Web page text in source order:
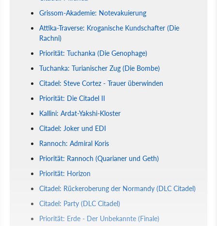
Grissom-Akademie: Notevakuierung
Attika-Traverse: Kroganische Kundschafter (Die
Rachni)
Priorität: Tuchanka (Die Genophage)
Tuchanka: Turianischer Zug (Die Bombe)
Citadel: Steve Cortez - Trauer überwinden
Priorität: Die Citadel II
Kallini: Ardat-Yakshi-Kloster
Citadel: Joker und EDI
Rannoch: Admiral Koris
Priorität: Rannoch (Quarianer und Geth)
Priorität: Horizon
Citadel: Rückeroberung der Normandy (DLC Citadel)
Citadel: Party (DLC Citadel)
Priorität: Erde - Der Unbekannte (Finale)